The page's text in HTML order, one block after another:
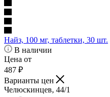
Найз, 100 мг, таблетки, 30 шт.
В наличии
Цена от
487 ₽
Варианты цен
Челюскинцев, 44/1